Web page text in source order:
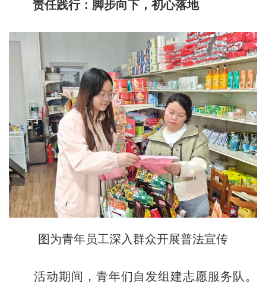
责任践行：脚步向下，初心落地
图为青年员工深入群众开展普法宣传
活动期间，青年们自发组建志愿服务队。